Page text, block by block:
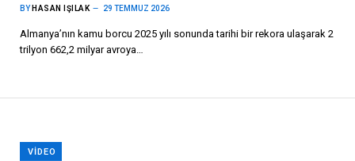
BY HASAN IŞILAK 29 TEMMUZ 2026
Almanya’nın kamu borcu 2025 yılı sonunda tarihi bir rekora ulaşarak 2
trilyon 662,2 milyar avroya…
VIDEO